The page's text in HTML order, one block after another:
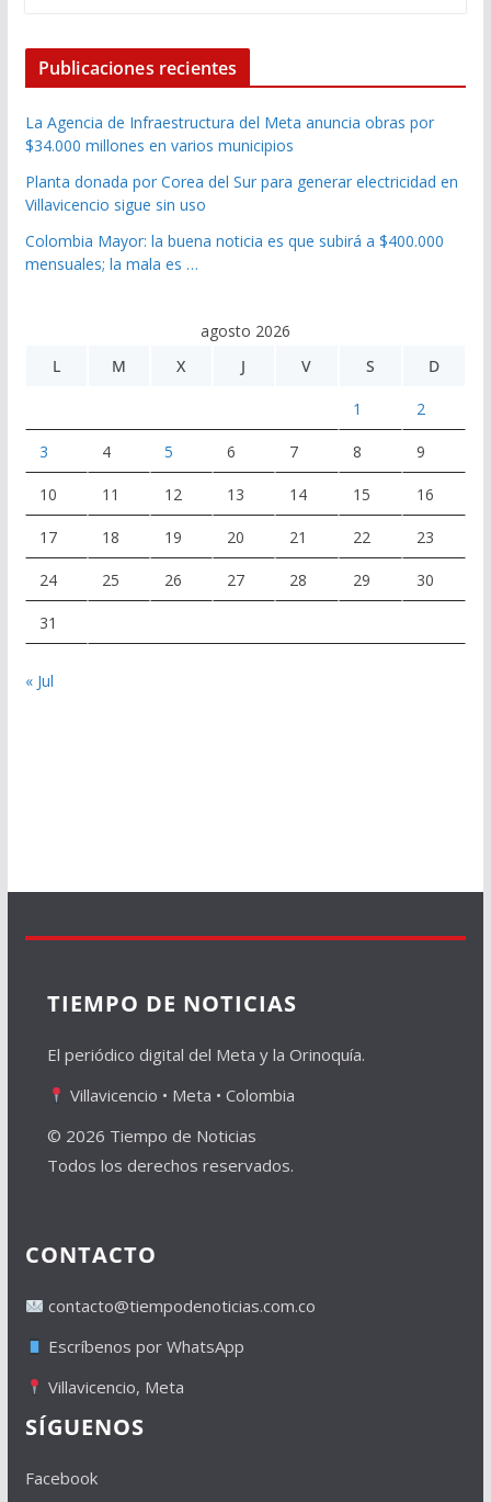
Publicaciones recientes
La Agencia de Infraestructura del Meta anuncia obras por
$34.000 millones en varios municipios
Planta donada por Corea del Sur para generar electricidad en
Villavicencio sigue sin uso
Colombia Mayor: la buena noticia es que subirá a $400.000
mensuales; la mala es …
agosto 2026
L
M X J V S D
1 2
3 4 5 6 7 8 9
10 11 12 13 14 15 16
17 18 19 20 21 22 23
24 25 26 27 28 29 30
31
« Jul
TIEMPO DE NOTICIAS
El periódico digital del Meta y la Orinoquía.
Villavicencio • Meta • Colombia
© 2026 Tiempo de Noticias
Todos los derechos reservados.
CONTACTO
contacto@tiempodenoticias.com.co
Escríbenos por WhatsApp
Villavicencio, Meta
SÍGUENOS
Facebook